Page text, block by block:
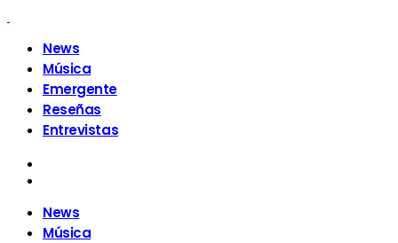
News
Música
Emergente
Reseñas
Entrevistas
News
Música